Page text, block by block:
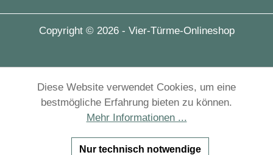
Copyright © 2026 - Vier-Türme-Onlineshop
Diese Website verwendet Cookies, um eine
bestmögliche Erfahrung bieten zu können.
Mehr Informationen ...
Nur technisch notwendige